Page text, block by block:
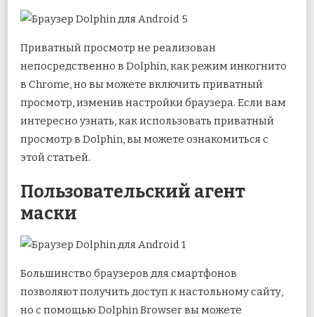
Приватный просмотр не реализован
непосредственно в Dolphin, как режим инкогнито
в Chrome, но вы можете включить приватный
просмотр, изменив настройки браузера. Если вам
интересно узнать, как использовать приватный
просмотр в Dolphin, вы можете ознакомиться с
этой статьей.
Пользовательский агент
маски
Большинство браузеров для смартфонов
позволяют получить доступ к настольному сайту,
но с помощью Dolphin Browser вы можете